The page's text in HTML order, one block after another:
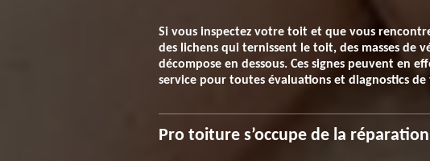
Si vous inspectez votre toit et que vous
des lichens qui ternissent le toit, des masses de
décompose en dessous. Ces signes peuvent en
service pour toutes évaluations et diagnostics
Pro toiture s’occupe de la